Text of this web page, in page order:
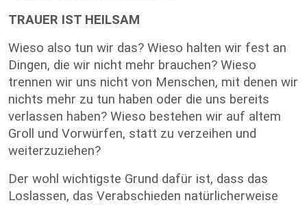
TRAUER IST HEILSAM
Wieso also tun wir das? Wieso halten wir fest an
Dingen, die wir nicht mehr brauchen? Wieso
trennen wir uns nicht von Menschen, mit denen wir
nichts mehr zu tun haben oder die uns bereits
verlassen haben? Wieso bestehen wir auf altem
Groll und Vorwürfen, statt zu verzeihen und
weiterzuziehen?
Der wohl wichtigste Grund dafür ist, dass das
Loslassen, das Verabschieden natürlicherweise